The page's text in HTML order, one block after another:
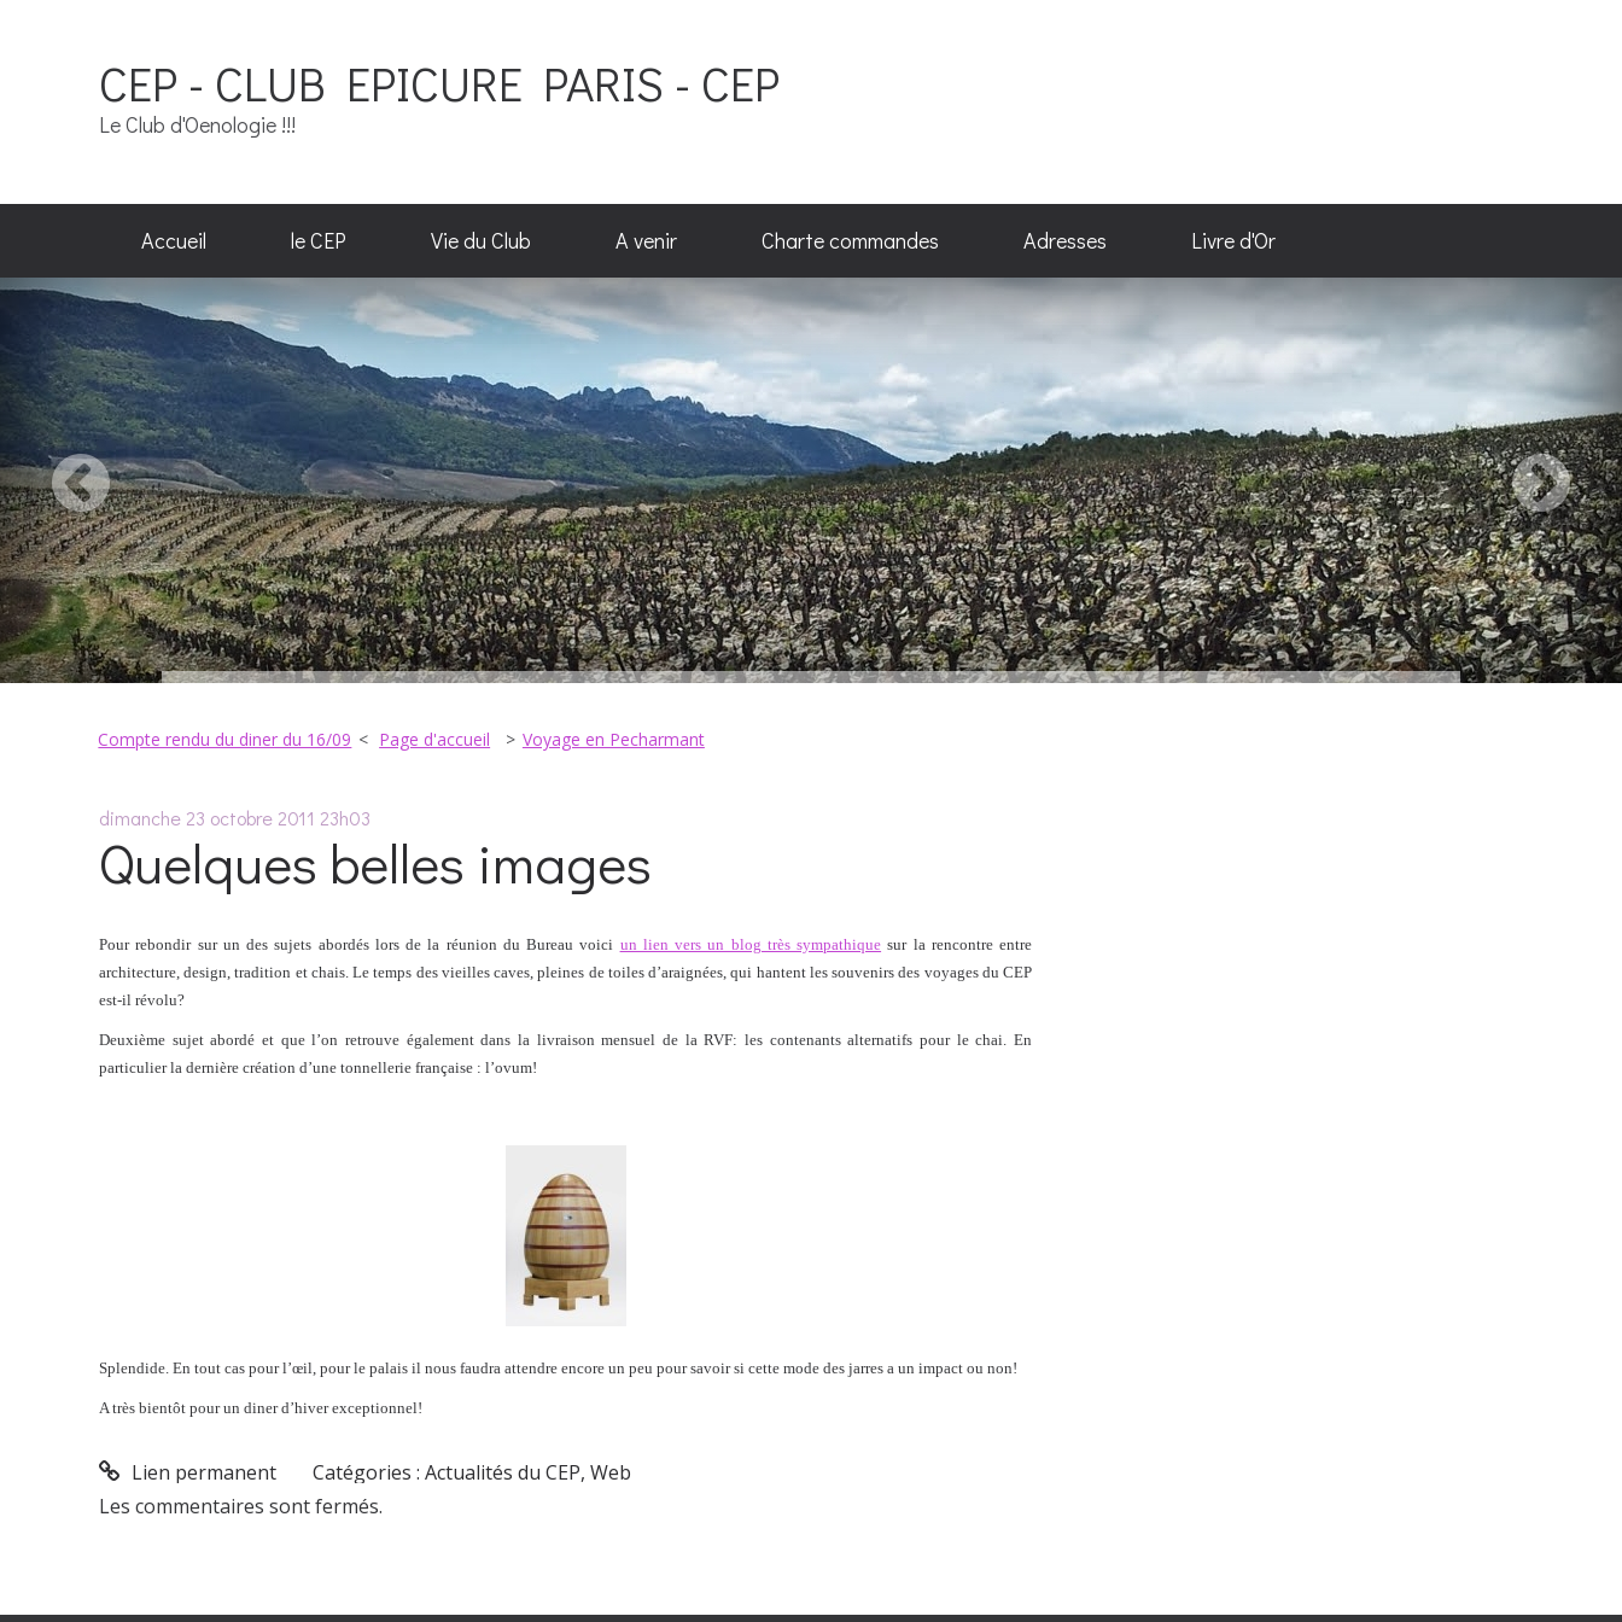
CEP - CLUB EPICURE PARIS - CEP
Le Club d'Oenologie !!!
Accueil le CEP Vie du Club A venir Charte commandes Adresses Livre d'Or
Compte rendu du diner du 16/09 Page d'accueil Voyage en Pecharmant
dimanche 23 octobre 2011 23h03
Quelques belles images
Pour rebondir sur un des sujets abordés lors de la réunion du Bureau voici un lien vers un blog très sympathique sur la rencontre entre
architecture, design, tradition et chais. Le temps des vieilles caves, pleines de toiles d’araignées, qui hantent les souvenirs des voyages du CEP
est-il révolu?
Deuxième sujet abordé et que l’on retrouve également dans la livraison mensuel de la RVF: les contenants alternatifs pour le chai. En
particulier la dernière création d’une tonnellerie française : l’ovum!
Splendide. En tout cas pour l’œil, pour le palais il nous faudra attendre encore un peu pour savoir si cette mode des jarres a un impact ou non!
A très bientôt pour un diner d’hiver exceptionnel!
Lien permanent Catégories :Actualités du CEP,Web
Les commentaires sont fermés.